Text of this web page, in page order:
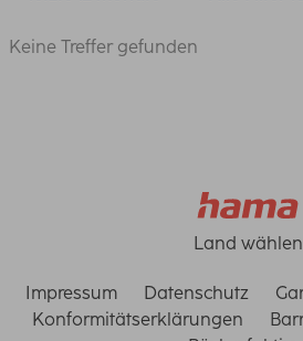
Keine Treffer gefunden
Land wählen
Impressum Datenschutz
Konformitätserklärungen